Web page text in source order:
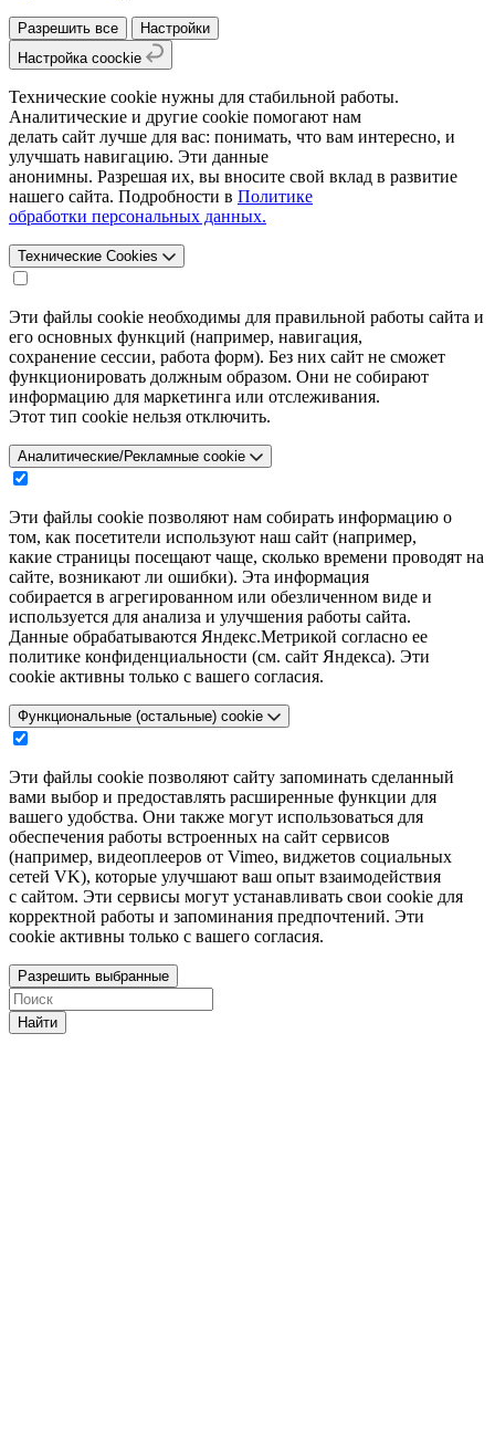
Разрешить все
Настройки
Настройка coockie
Технические cookie нужны для стабильной работы.
Аналитические и другие cookie помогают нам
делать сайт лучше для вас: понимать, что вам интересно, и
улучшать навигацию. Эти данные
анонимны. Разрешая их, вы вносите свой вклад в развитие
нашего сайта. Подробности в Политике
обработки персональных данных.
Технические Cookies
Эти файлы cookie необходимы для правильной работы сайта и
его основных функций (например, навигация,
сохранение сессии, работа форм). Без них сайт не сможет
функционировать должным образом. Они не собирают
информацию для маркетинга или отслеживания.
Этот тип cookie нельзя отключить.
Аналитические/Рекламные cookie
Эти файлы cookie позволяют нам собирать информацию о
том, как посетители используют наш сайт (например,
какие страницы посещают чаще, сколько времени проводят на
сайте, возникают ли ошибки). Эта информация
собирается в агрегированном или обезличенном виде и
используется для анализа и улучшения работы сайта.
Данные обрабатываются Яндекс.Метрикой согласно ее
политике конфиденциальности (см. сайт Яндекса). Эти
cookie активны только с вашего согласия.
Функциональные (остальные) cookie
Эти файлы cookie позволяют сайту запоминать сделанный
вами выбор и предоставлять расширенные функции для
вашего удобства. Они также могут использоваться для
обеспечения работы встроенных на сайт сервисов
(например, видеоплееров от Vimeo, виджетов социальных
сетей VK), которые улучшают ваш опыт взаимодействия
с сайтом. Эти сервисы могут устанавливать свои cookie для
корректной работы и запоминания предпочтений. Эти
cookie активны только с вашего согласия.
Разрешить выбранные
Найти